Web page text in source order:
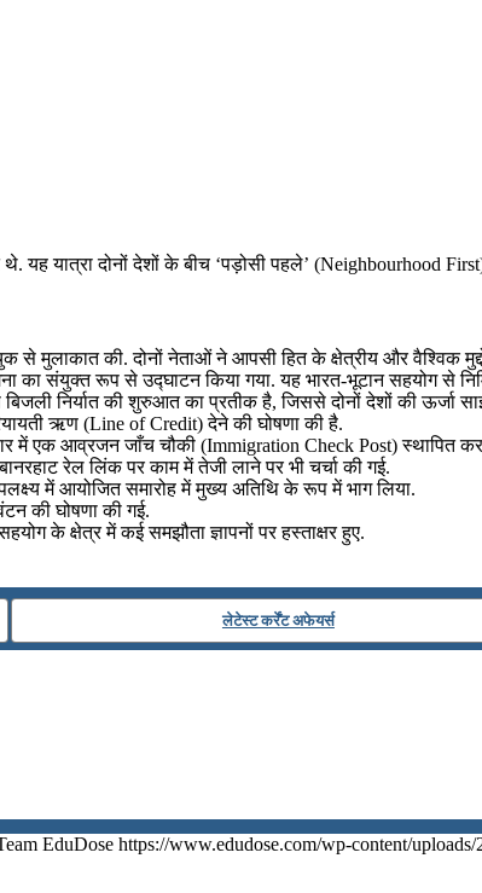
यह यात्रा दोनों देशों के बीच ‘पड़ोसी पहले’ (Neighbourhood
से मुलाकात की. दोनों नेताओं ने आपसी हित के क्षेत्रीय और वैश्विक
का संयुक्त रूप से उद्घाटन किया गया. यह भारत-भूटान सहयोग से
बिजली निर्यात की शुरुआत का प्रतीक है, जिससे दोनों देशों की ऊर्जा
ऋण (Line of Credit) देने की घोषणा की है.
आव्रजन जाँच चौकी (Immigration Check Post) स्थापित करने
रेल लिंक पर काम में तेजी लाने पर भी चर्चा की गई.
में आयोजित समारोह में मुख्य अतिथि के रूप में भाग लिया.
की घोषणा की गई.
के क्षेत्र में कई समझौता ज्ञापनों पर हस्ताक्षर हुए.
लेटेस्ट कर्रेंट अफेयर्स
EduDose https://www.edudose.com/wp-content/